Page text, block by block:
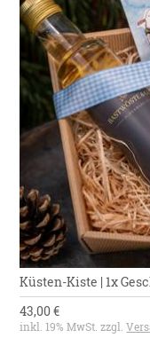
Küsten-Kiste | 1x
43,00 €
inkl. 19% MwSt. zzgl.